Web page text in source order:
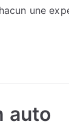
une
auto